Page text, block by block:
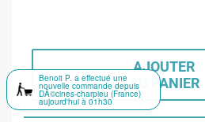
AJOUTER
AU PANIER
Benoit P. a effectué une
nouvelle commande depuis
DÃ©cines-charpieu (France)
aujourd'hui à 01h30